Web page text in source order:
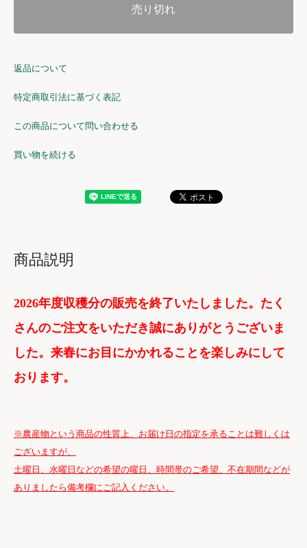
売り切れ
返品について
特定商取引法に基づく表記
この商品について問い合わせる
買い物を続ける
商品説明
2026年度収穫分の販売を終了いたしました。たく
さんのご注文をいただき誠にありがとうございま
した。来春にお目にかかれることを楽しみにして
おります。
※農産物という商品の性質上、お届け日の指定を承ることは難しくは
ございますが、
土曜日、水曜日などの希望の曜日、時間帯のご希望、不在期間などが
ありましたら備考欄にご記入ください。